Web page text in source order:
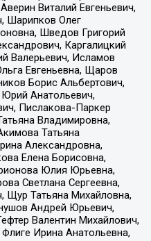
Виталий Евгеньевич,
Шарипков Олег
Шведов Григорий
Каргалицкий
Валерьевич, Исламов
Евгеньевна, Щаров
Борис Альбертович,
Анатольевич,
Пислакова-Паркер
Владимировна,
Татьяна
Александровна,
Елена Борисовна,
Юлия Юрьевна,
Светлана Сергеевна,
Щур Татьяна Михайловна,
Андрей Юрьевич,
Валентин Михайлович,
Ирина Анатольевна,